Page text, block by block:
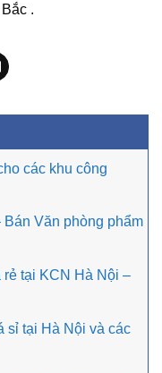
.
các khu công
Văn phòng phẩm
rẻ tại KCN Hà Nội –
sỉ tại Hà Nội và các